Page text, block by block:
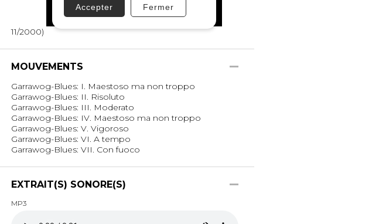
11/2000)
MOUVEMENTS
Garrawog-Blues: I. Maestoso ma non troppo
Garrawog-Blues: II. Risoluto
Garrawog-Blues: III. Moderato
Garrawog-Blues: IV. Maestoso ma non troppo
Garrawog-Blues: V. Vigoroso
Garrawog-Blues: VI. A tempo
Garrawog-Blues: VII. Con fuoco
EXTRAIT(S) SONORE(S)
MP3